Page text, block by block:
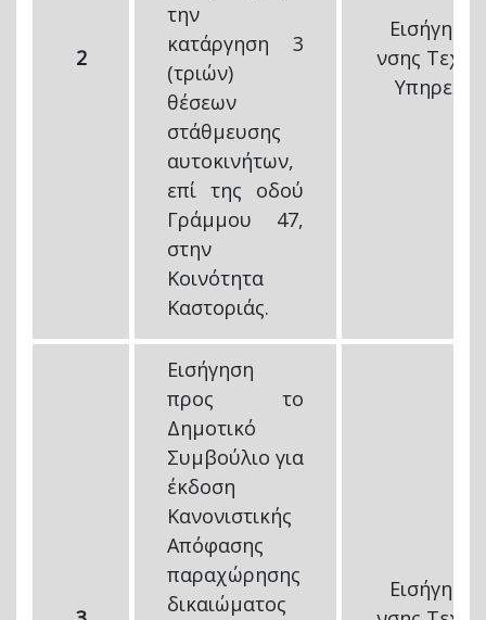
2
την
κατάργηση 3
(τριών)
θέσεων
στάθμευσης
αυτοκινήτων,
επί της οδού
Γράμμου 47,
στην
Κοινότητα
Καστοριάς.
Εισήγηση
νσης
Εισήγηση
προς το
Δημοτικό
Συμβούλιο για
έκδοση
Κανονιστικής
Απόφασης
παραχώρησης
δικαιώματος
Εισήγηση